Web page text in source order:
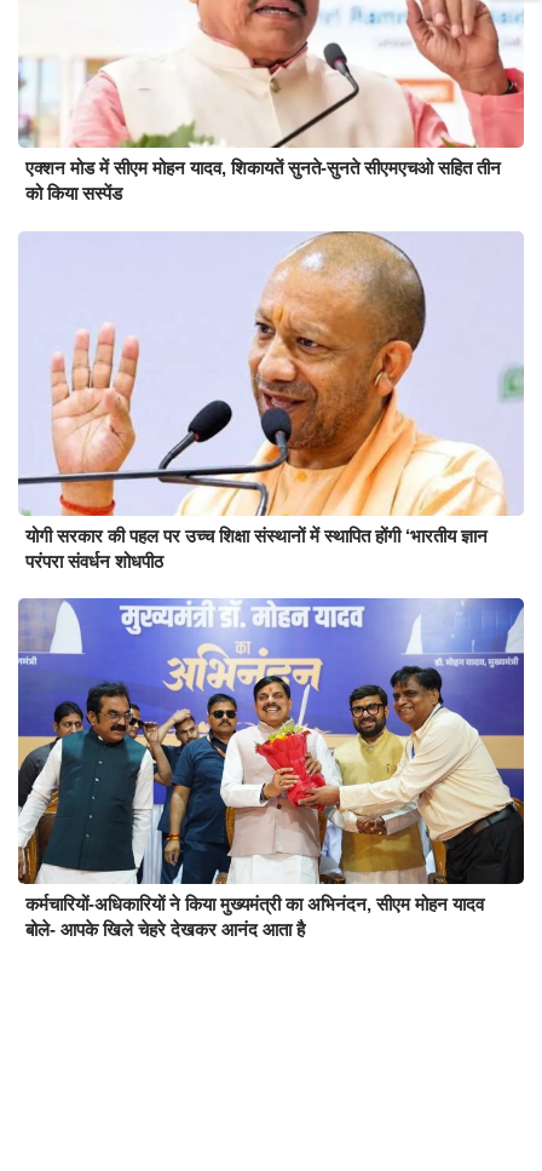
एक्शन मोड में सीएम मोहन यादव, शिकायतें सुनते-सुनते सीएमएचओ सहित तीन
को किया सस्पेंड
योगी सरकार की पहल पर उच्च शिक्षा संस्थानों में स्थापित होंगी ‘भारतीय ज्ञान
परंपरा संवर्धन शोधपीठ
कर्मचारियों-अधिकारियों ने किया मुख्यमंत्री का अभिनंदन, सीएम मोहन यादव
बोले- आपके खिले चेहरे देखकर आनंद आता है